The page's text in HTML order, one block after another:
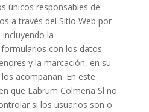
únicos responsables de
a través del Sitio Web por
la
con los datos
y la marcación, en su
acompañan. En este
que Labrum Colmena Sl no
si los usuarios son o